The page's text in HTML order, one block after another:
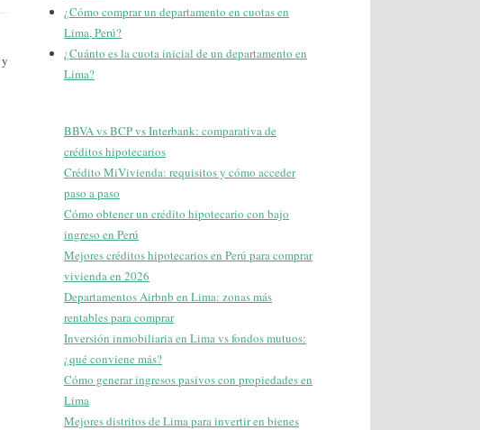
y
¿Cómo comprar un departamento en cuotas en
Lima, Perú?
¿Cuánto es la cuota inicial de un departamento en
Lima?
BBVA vs BCP vs Interbank: comparativa de
créditos hipotecarios
Crédito MiVivienda: requisitos y cómo acceder
paso a paso
Cómo obtener un crédito hipotecario con bajo
ingreso en Perú
Mejores créditos hipotecarios en Perú para comprar
vivienda en 2026
Departamentos Airbnb en Lima: zonas más
rentables para comprar
Inversión inmobiliaria en Lima vs fondos mutuos:
¿qué conviene más?
Cómo generar ingresos pasivos con propiedades en
Lima
Mejores distritos de Lima para invertir en bienes